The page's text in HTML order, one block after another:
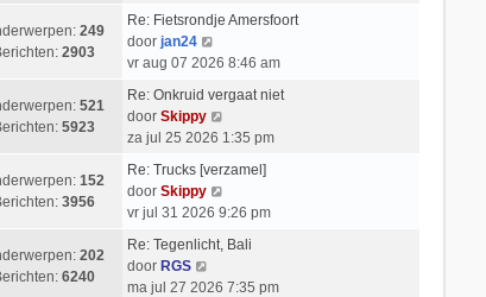
c
t
b
r
c
t
s
e
b
r
l
a
s
t
e
b
e
r
c
i
k
l
a
s
e
r
249
2903
Re: Fietsrondje Amersfoort
door jan24
e
i
j
k
l
a
a
s
vr aug 07 2026 8:46 am
521
5923
Re: Onkruid vergaat niet
door Skippy
e
i
k
a
za jul 25 2026 1:35 pm
152
3956
Re: Trucks [verzamel]
door Skippy
e
vr jul 31 2026 9:26 pm
202
6240
Re: Tegenlicht, Bali
door RGS
e
ma jul 27 2026 7:35 pm